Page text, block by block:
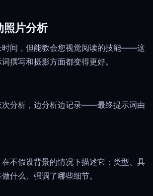
照片分析
时间，但能教会您视觉阅读的技能——这
撰写和摄影方面都变得更好。
次分析，边分析边记录——最终提示词由
不假设背景的情况下描述它：类型、具
什么、强调了哪些细节。